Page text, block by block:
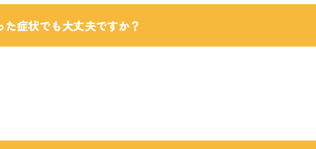
症状でも大丈夫ですか？